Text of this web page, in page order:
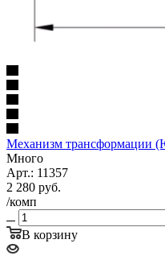
Механизм трансформации
Много
Арт.: 11357
2 280 руб.
/комп
В корзину